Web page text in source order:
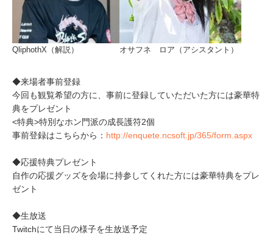
QliphothX（解説） オサフネ ロア（アシスタント）
◆来場者事前登録
今回も観覧希望の方に、事前に登録していただいた方には豪華特
典をプレゼント
<特典>特別なホン門派の成長護符2個
事前登録はこちらから： http://enquete.ncsoft.jp/365/form.aspx
◆応援特典プレゼント
自作の応援グッズを会場に持参してくれた方には豪華特典をプレ
ゼント
◆生放送
Twitchにて当日の様子を生放送予定